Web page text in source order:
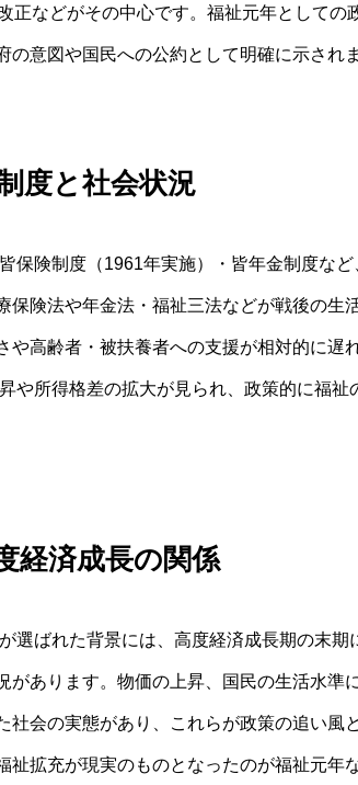
正などがその中心です。福祉元年としての
の意図や国民への公約として明確に示されま
度と社会状況
保険制度（1961年実施）・皆年金制度な
保険法や年金法・福祉三法などが戦後の生
や高齢者・被扶養者への支援が相対的に遅
や所得格差の拡大が見られ、政策的に福祉
経済成長の関係
選ばれた背景には、高度経済成長期の末期
があります。物価の上昇、国民の生活水準
社会の実態があり、これらが政策の追い風
祉拡充が現実のものとなったのが福祉元年